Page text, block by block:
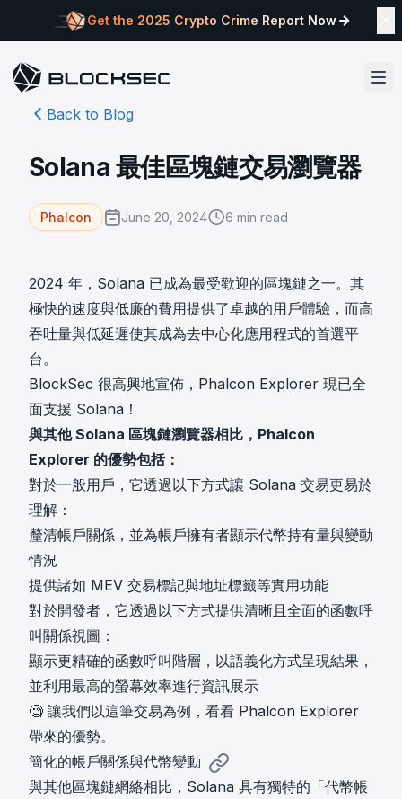
Get the 2025 Crypto Crime Report Now
Back to Blog
Solana 最佳區塊鏈交易瀏覽器
Phalcon June 20, 2024 6 min read
2024 年，Solana 已成為最受歡迎的區塊鏈之一。其
極快的速度與低廉的費用提供了卓越的用戶體驗，而高
吞吐量與低延遲使其成為去中心化應用程式的首選平
台。
BlockSec 很高興地宣佈， Phalcon Explorer 現已全
面支援 Solana！
與其他 Solana 區塊鏈瀏覽器相比，Phalcon
Explorer 的優勢包括：
對於一般用戶，它透過以下方式讓 Solana 交易更易於
理解：
釐清帳戶關係，並為帳戶擁有者顯示代幣持有量與變動
情況
提供諸如 MEV 交易標記與地址標籤等實用功能
對於開發者，它透過以下方式提供清晰且全面的函數呼
叫關係視圖：
顯示更精確的函數呼叫階層，以語義化方式呈現結果，
並利用最高的螢幕效率進行資訊展示
🧐 讓我們以這筆交易為例，看看 Phalcon Explorer
帶來的優勢。
簡化的帳戶關係與代幣變動
與其他區塊鏈網絡相比，Solana 具有獨特的「代幣帳